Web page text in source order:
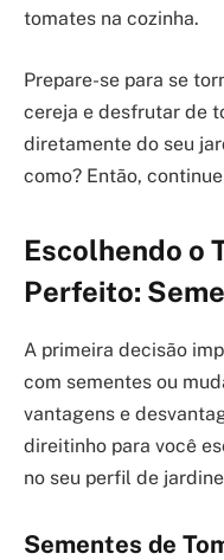
tomates na cozinha.
Prepare-se para se
cereja e desfrutar de
diretamente do seu
como? Então,
Escolhendo o
Perfeito:
A primeira decisão
com sementes ou
vantagens e
direitinho para você
no seu perfil de
Sementes de